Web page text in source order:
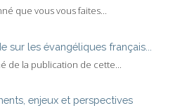
que vous vous faites...
sur les évangéliques français...
de la publication de cette...
enjeux et perspectives